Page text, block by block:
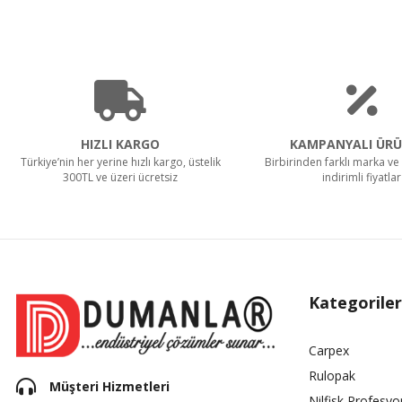
HIZLI KARGO
Türkiye’nin her yerine hızlı kargo, üstelik
300TL ve üzeri ücretsiz
KAMPANYALI
Birbirinden farklı marka
indirimli fiyatlar
Müşteri Hizmetleri
Kategoriler
Carpex
Rulopak